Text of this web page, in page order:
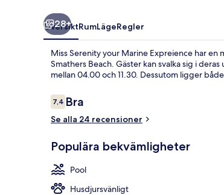
28+
ÖversiktRumLägeRegler
Miss Serenity your Marine Expreience har en
Smathers Beach. Gäster kan svalka sig i
mellan 04.00 och 11.30. Dessutom ligger
Recensioner
7,47,4 av 10,
Bra
Se alla 24 recensioner
Populära bekvämligheter
Pool
Husdjursvänligt